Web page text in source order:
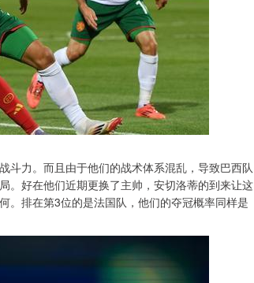
斗力。而且由于他们的战术体系混乱，导致巴西队
。好在他们近期更换了主帅，安切洛蒂的到来让这
。排在第3位的是法国队，他们的夺冠概率同样是